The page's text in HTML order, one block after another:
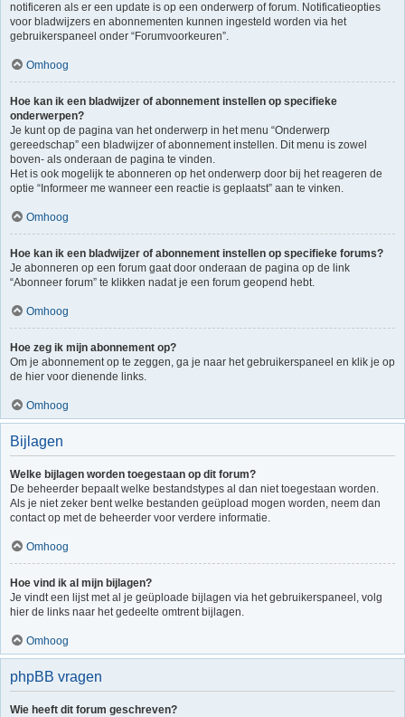
notificeren als er een update is op een onderwerp of forum. Notificatieopties
voor bladwijzers en abonnementen kunnen ingesteld worden via het
gebruikerspaneel onder “Forumvoorkeuren”.
Omhoog
Hoe kan ik een bladwijzer of abonnement instellen op specifieke
onderwerpen?
Je kunt op de pagina van het onderwerp in het menu “Onderwerp
gereedschap” een bladwijzer of abonnement instellen. Dit menu is zowel
boven- als onderaan de pagina te vinden.
Het is ook mogelijk te abonneren op het onderwerp door bij het reageren de
optie “Informeer me wanneer een reactie is geplaatst” aan te vinken.
Omhoog
Hoe kan ik een bladwijzer of abonnement instellen op specifieke forums?
Je abonneren op een forum gaat door onderaan de pagina op de link
“Abonneer forum” te klikken nadat je een forum geopend hebt.
Omhoog
Hoe zeg ik mijn abonnement op?
Om je abonnement op te zeggen, ga je naar het gebruikerspaneel en klik je op
de hier voor dienende links.
Omhoog
Bijlagen
Welke bijlagen worden toegestaan op dit forum?
De beheerder bepaalt welke bestandstypes al dan niet toegestaan worden.
Als je niet zeker bent welke bestanden geüpload mogen worden, neem dan
contact op met de beheerder voor verdere informatie.
Omhoog
Hoe vind ik al mijn bijlagen?
Je vindt een lijst met al je geüploade bijlagen via het gebruikerspaneel, volg
hier de links naar het gedeelte omtrent bijlagen.
Omhoog
phpBB vragen
Wie heeft dit forum geschreven?